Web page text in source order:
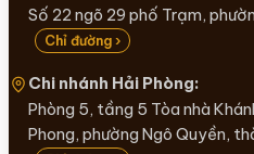
Số 22 ngõ 29 phố Trạm,
Chỉ đường ›
Chi nhánh Hải Phòng:
Phòng 5, tầng 5 Tòa nhà
Phong, phường Ngô Quyền,